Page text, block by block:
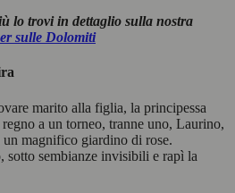
lo trovi in dettaglio sulla nostra
sulle Dolomiti
marito alla figlia, la principessa
a un torneo, tranne uno, Laurino,
un magnifico giardino di rose.
sotto sembianze invisibili e rapì la